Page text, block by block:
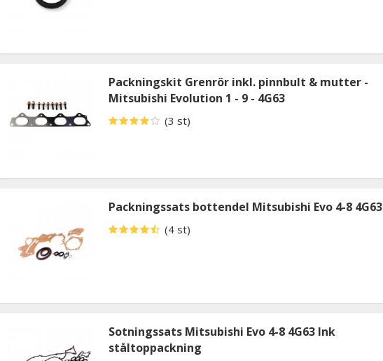
Packningskit Grenrör inkl. pinnbult & mutter -
Mitsubishi Evolution 1 - 9 - 4G63
(3 st)
Packningssats bottendel Mitsubishi Evo 4-8 4G63
(4 st)
Sotningssats Mitsubishi Evo 4-8 4G63 Ink
ståltoppackning